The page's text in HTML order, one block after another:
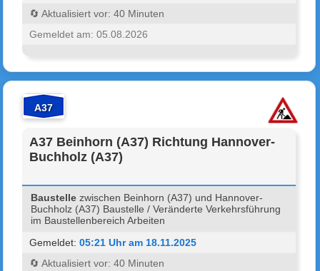
🔄 Aktualisiert vor: 40 Minuten
Gemeldet am: 05.08.2026
A37
A37 Beinhorn (A37) Richtung Hannover-
Buchholz (A37)
Baustelle zwischen Beinhorn (A37) und Hannover-
Buchholz (A37) Baustelle / Veränderte Verkehrsführung
im Baustellenbereich Arbeiten
Gemeldet:05:21 Uhr am 18.11.2025
🔄 Aktualisiert vor: 40 Minuten